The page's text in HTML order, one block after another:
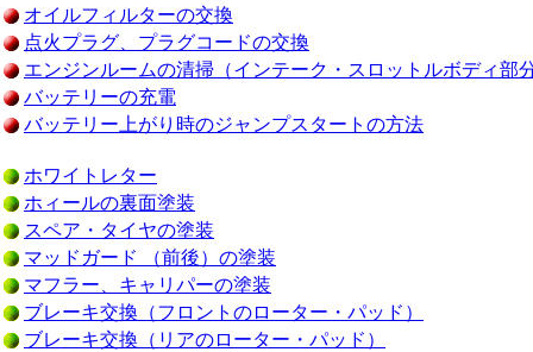
オイルフィルターの交換
点火プラグ、プラグコードの交換
エンジンルームの清掃（インテーク・スロットルボディ部
バッテリーの充電
バッテリー上がり時のジャンプスタートの方法
ホワイトレター
ホィールの裏面塗装
スペア・タイヤの塗装
マッドガード （前後）の塗装
マフラー、キャリパーの塗装
ブレーキ交換（フロントのローター・パッド）
ブレーキ交換（リアのローター・パッド）